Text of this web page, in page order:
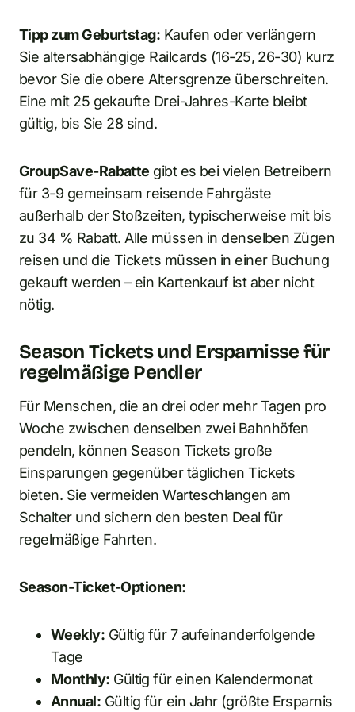
Tipp zum Geburtstag: Kaufen oder verlängern
Sie altersabhängige Railcards (16-25, 26-30) kurz
bevor Sie die obere Altersgrenze überschreiten.
Eine mit 25 gekaufte Drei-Jahres-Karte bleibt
gültig, bis Sie 28 sind.
GroupSave-Rabatte gibt es bei vielen Betreibern
für 3-9 gemeinsam reisende Fahrgäste
außerhalb der Stoßzeiten, typischerweise mit bis
zu 34 % Rabatt. Alle müssen in denselben Zügen
reisen und die Tickets müssen in einer Buchung
gekauft werden – ein Kartenkauf ist aber nicht
nötig.
Season Tickets und Ersparnisse für
regelmäßige Pendler
Für Menschen, die an drei oder mehr Tagen pro
Woche zwischen denselben zwei Bahnhöfen
pendeln, können Season Tickets große
Einsparungen gegenüber täglichen Tickets
bieten. Sie vermeiden Warteschlangen am
Schalter und sichern den besten Deal für
regelmäßige Fahrten.
Season-Ticket-Optionen:
Weekly: Gültig für 7 aufeinanderfolgende
Tage
Monthly: Gültig für einen Kalendermonat
Annual: Gültig für ein Jahr (größte Ersparnis